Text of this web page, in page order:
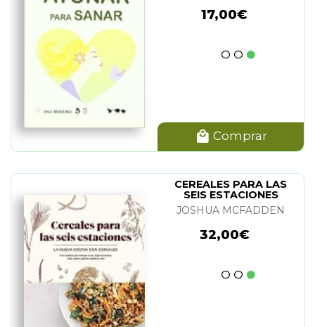
17,00€
Comprar
CEREALES PARA LAS
SEIS ESTACIONES
JOSHUA MCFADDEN
32,00€